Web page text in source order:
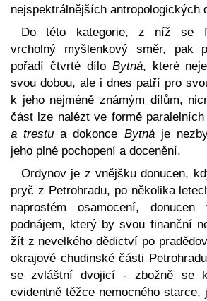
nejspektrálnějších antropologických
Do této kategorie, z níž se
vrcholný myšlenkový směr, pak
pořadí čtvrté dílo Bytná, které
svou dobou, ale i dnes patří pro
k jeho nejméně známým dílům,
část lze nalézt ve formě
a trestu a dokonce Bytnáje
jeho plné pochopení a docenění.
Ordynov je z vnějšku donucen,
pryč z Petrohradu, po několika
naprostém osamocení,
podnájem, který by svou finanční
žít z nevelkého dědictví po
okrajové chudinské části
se zvláštní dvojicí - zbožně se
evidentně těžce nemocného